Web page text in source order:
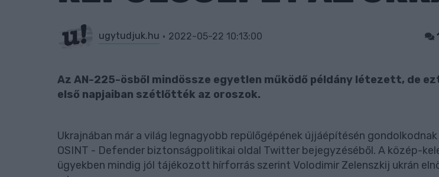
ugytudjuk.hu 2022-05-22 10:13:00
Az AN-225-ösből mindössze egyetlen működő példány létezett, de
első napjaiban szétlőtték az oroszok.
Ukrajnában már a világ legnagyobb repülőgépének újjáépítésén gondolkodnak
OSINT - Defender biztonságpolitikai oldal Twitter bejegyzéséből. A közép-
ügyekben mindig jól tájékozott hírforrás szerint Volodimir Zelenszkij ukrán